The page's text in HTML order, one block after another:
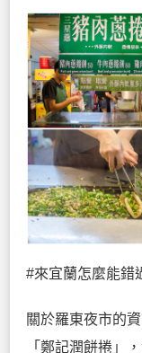
#來宜蘭怎麼能錯
關於羅東夜市的
「鄭記潤餅捲」